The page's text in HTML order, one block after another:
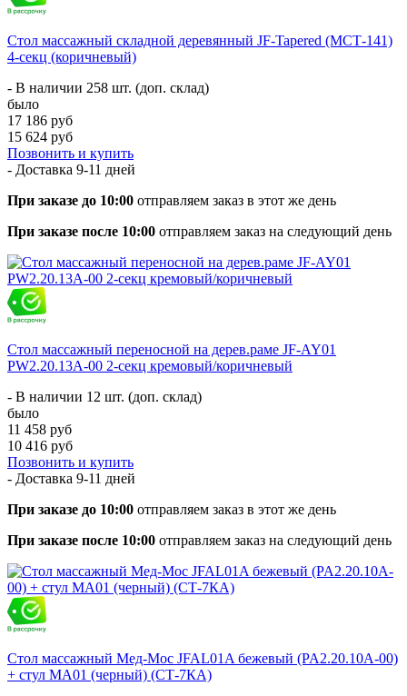
Стол массажный складной деревянный JF-Tapered (МСТ-141)
4-секц (коричневый)
- В наличии 258 шт. (доп. склад)
было
17 186 руб
15 624 руб
Позвонить и купить
- Доставка 9-11 дней
При заказе до 10:00 отправляем заказ в этот же день
При заказе после 10:00 отправляем заказ на следующий день
Стол массажный переносной на дерев.раме JF-AY01
PW2.20.13A-00 2-секц кремовый/коричневый
- В наличии 12 шт. (доп. склад)
было
11 458 руб
10 416 руб
Позвонить и купить
- Доставка 9-11 дней
При заказе до 10:00 отправляем заказ в этот же день
При заказе после 10:00 отправляем заказ на следующий день
Стол массажный Мед-Мос JFAL01A бежевый (PA2.20.10A-00)
+ стул MA01 (черный) (CТ-7КА)